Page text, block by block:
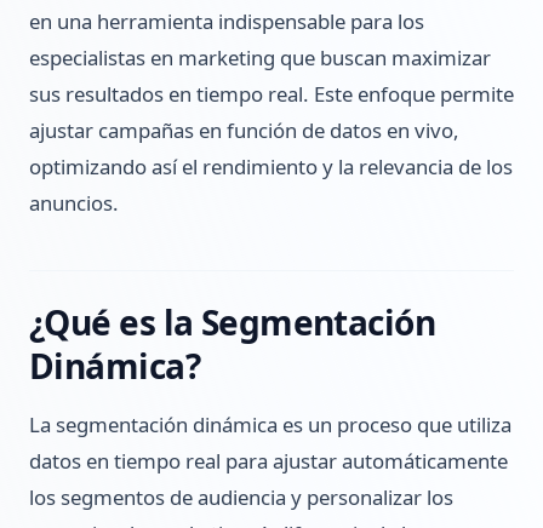
en una herramienta indispensable para los
especialistas en marketing que buscan maximizar
sus resultados en tiempo real. Este enfoque permite
ajustar campañas en función de datos en vivo,
optimizando así el rendimiento y la relevancia de los
anuncios.
¿Qué es la Segmentación
Dinámica?
La segmentación dinámica es un proceso que utiliza
datos en tiempo real para ajustar automáticamente
los segmentos de audiencia y personalizar los